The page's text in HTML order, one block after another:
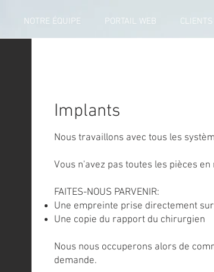
NOTRE ÉQUIPE PORTAIL WEB CLIENTS
Implants
Nous travaillons avec tous les
Vous n'avez pas toutes les pièces
FAITES-NOUS PARVENIR:
Une empreinte prise directement
Une copie du rapport du chirurgien
Nous nous occuperons alors de
demande.